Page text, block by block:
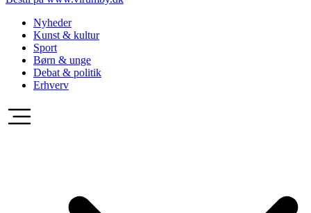
Nyheder
Kunst & kultur
Sport
Børn & unge
Debat & politik
Erhverv